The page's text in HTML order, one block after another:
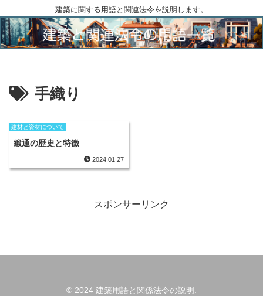
建築に関する用語と関連法令を説明します。
手織り
建材と資材について
緞通の歴史と特徴
2024.01.27
スポンサーリンク
© 2024 建築用語と関係法令の説明.